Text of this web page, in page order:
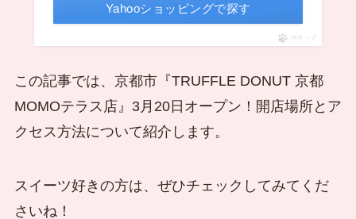
Yahooショッピングで探す
ポチップ
この記事では、京都市『TRUFFLE DONUT 京都
MOMOテラス店』3月20日オープン！開店場所とア
クセス方法について紹介します。
スイーツ好きの方は、ぜひチェックしてみてくだ
さいね！